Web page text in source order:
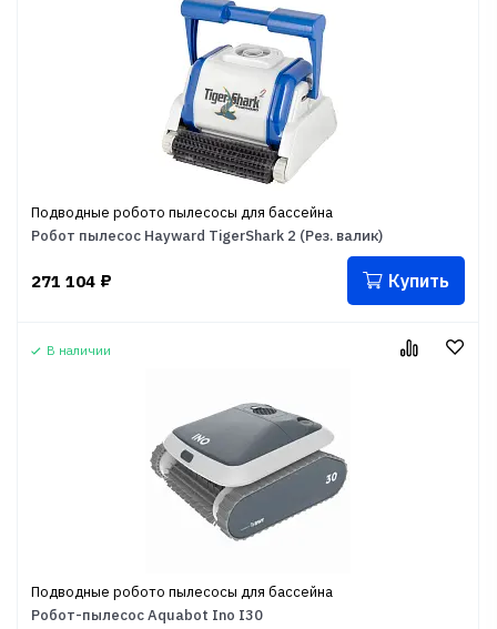
Подводные робото пылесосы для бассейна
Робот пылесос Hayward TigerShark 2 (Рез. валик)
271 104 ₽ Купить
В наличии
Подводные робото пылесосы для бассейна
Робот-пылесос Aquabot Ino I30